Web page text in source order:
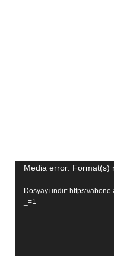
Video
oynatıcı
Media error: Format(s)
Dosyayı indir: https://
_=1